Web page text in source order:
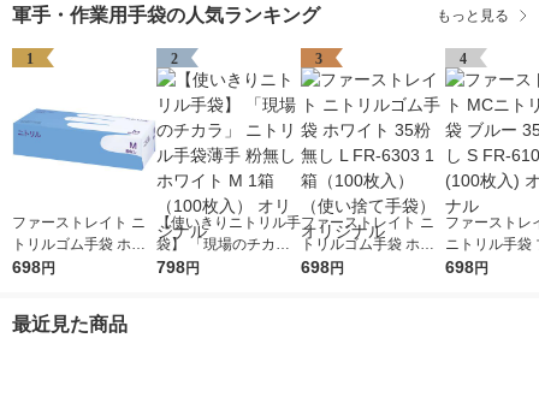
軍手・作業用手袋の人気ランキング もっと見る
1
ファーストレイト ニ
トリルゴム手袋 ホワ
イト 35粉無し M FR-6
リジナル
698円
2
【使いきりニトリル手
袋】 「現場のチカ
ラ」 ニトリル手袋薄
798円
3
ファーストレイト ニ
トリルゴム手袋 ホワ
イト 35粉無し L FR-6
698円
4
ファーストレ
ニトリル手袋
35粉なし S
698円
最近見た商品